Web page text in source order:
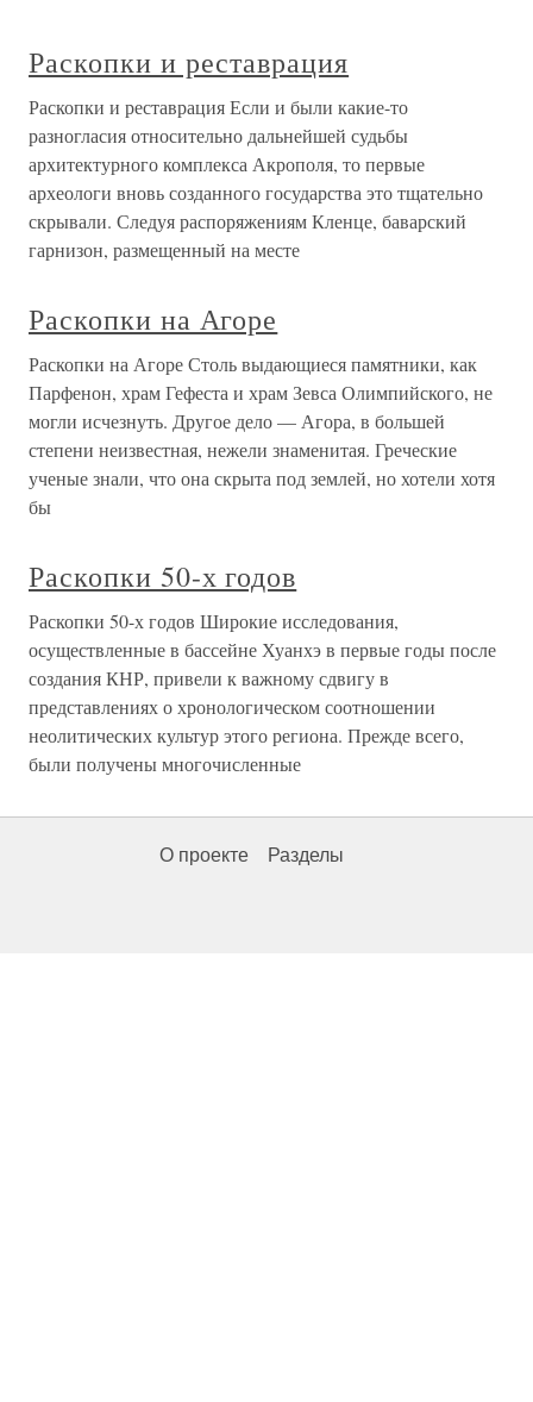
Раскопки и реставрация
Раскопки и реставрация Если и были какие-то
разногласия относительно дальнейшей судьбы
архитектурного комплекса Акрополя, то первые
археологи вновь созданного государства это тщательно
скрывали. Следуя распоряжениям Кленце, баварский
гарнизон, размещенный на месте
Раскопки на Агоре
Раскопки на Агоре Столь выдающиеся памятники, как
Парфенон, храм Гефеста и храм Зевса Олимпийского, не
могли исчезнуть. Другое дело — Агора, в большей
степени неизвестная, нежели знаменитая. Греческие
ученые знали, что она скрыта под землей, но хотели хотя
бы
Раскопки 50-х годов
Раскопки 50-х годов Широкие исследования,
осуществленные в бассейне Хуанхэ в первые годы после
создания КНР, привели к важному сдвигу в
представлениях о хронологическом соотношении
неолитических культур этого региона. Прежде всего,
были получены многочисленные
О проекте Разделы